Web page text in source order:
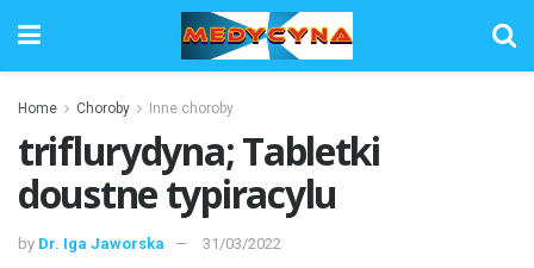
Home Choroby Inne choroby
triflurydyna; Tabletki
doustne typiracylu
by Dr. Iga Jaworska 31/03/2022